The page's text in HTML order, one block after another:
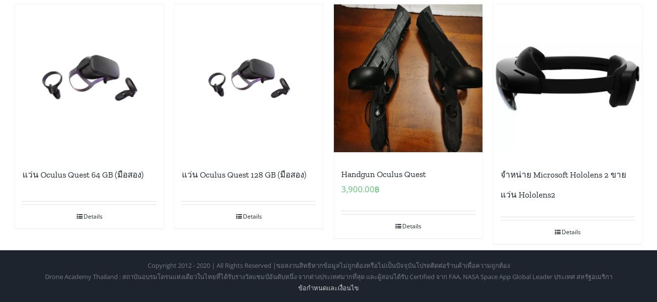
แว่น Oculus Quest 64 GB (มือสอง)
Details
แว่น Oculus Quest 128 GB (มือสอง)
Details
Handgun Oculus Quest
3,900.00฿
Details
จำหน่าย Microsoft Hololens 2 ขาย
แว่น Hololens2
Details
Copyright 2012 - 2020 | All Rights Reserved |ขอสงวนสิทธิหากข้อมูลไม่ถูกต้องหรือไม่เป็นปัจจุบันโปรดติดต่อร้านค้าเพื่อความถูกต้อง
Drone Academy Thailand : สถาบันอบรมโดรนแห่งเดียวในไทยที่ได้รับรางวัลแชมป์อันดับหนึ่ง จากต่างประเทศมากที่สุด และผู้สอนได้รับ Certified จาก FAA, NASA Space App Global Leader ประเทศ สหรัฐอเมริกา
ข้อกำหนดเเละเงื่อนไข